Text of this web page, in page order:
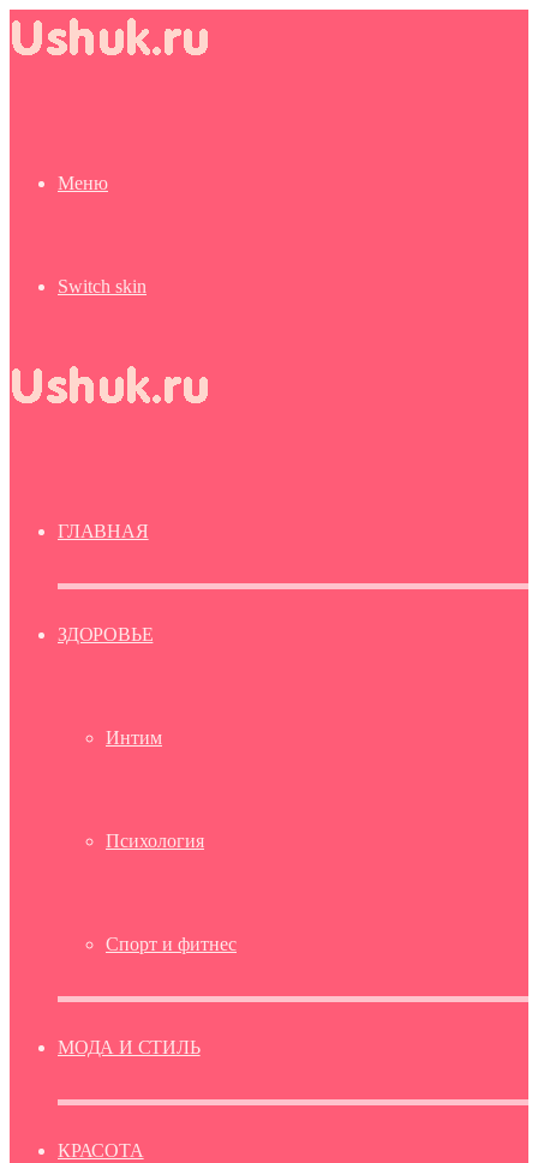
Меню
Switch skin
ГЛАВНАЯ
ЗДОРОВЬЕ
Интим
Психология
Спорт и фитнес
МОДА И СТИЛЬ
КРАСОТА